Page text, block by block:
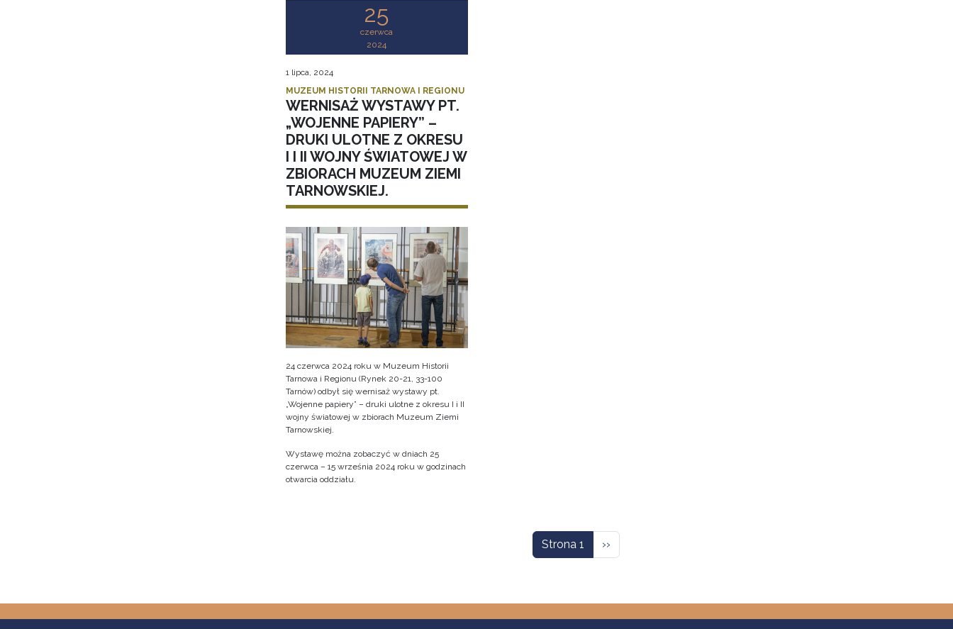
25
czerwca
2024
1 lipca, 2024
MUZEUM HISTORII TARNOWA I REGIONU
WERNISAŻ WYSTAWY PT.
„WOJENNE PAPIERY” –
DRUKI ULOTNE Z OKRESU
I I II WOJNY ŚWIATOWEJ W
ZBIORACH MUZEUM ZIEMI
TARNOWSKIEJ.
24 czerwca 2024 roku w Muzeum Historii
Tarnowa i Regionu (Rynek 20-21, 33-100
Tarnów) odbył się wernisaż wystawy pt.
„Wojenne papiery” – druki ulotne z okresu I i II
wojny światowej w zbiorach Muzeum Ziemi
Tarnowskiej.
Wystawę można zobaczyć w dniach 25
czerwca – 15 września 2024 roku w godzinach
otwarcia oddziału.
Strona 1 Następna strona
››